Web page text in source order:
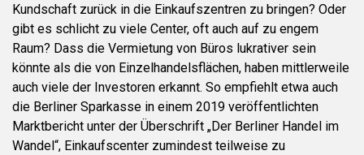
Kundschaft zurück in die Einkaufszentren zu bringen? Oder
gibt es schlicht zu viele Center, oft auch auf zu engem
Raum? Dass die Vermietung von Büros lukrativer sein
könnte als die von Einzelhandelsflächen, haben mittlerweile
auch viele der Investoren erkannt. So empfiehlt etwa auch
die Berliner Sparkasse in einem 2019 veröffentlichten
Marktbericht unter der Überschrift „Der Berliner Handel im
Wandel“, Einkaufscenter zumindest teilweise zu